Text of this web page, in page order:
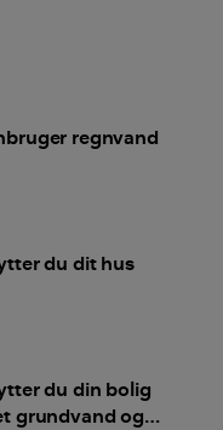
regnvand
du dit hus
du din bolig
grundvand og